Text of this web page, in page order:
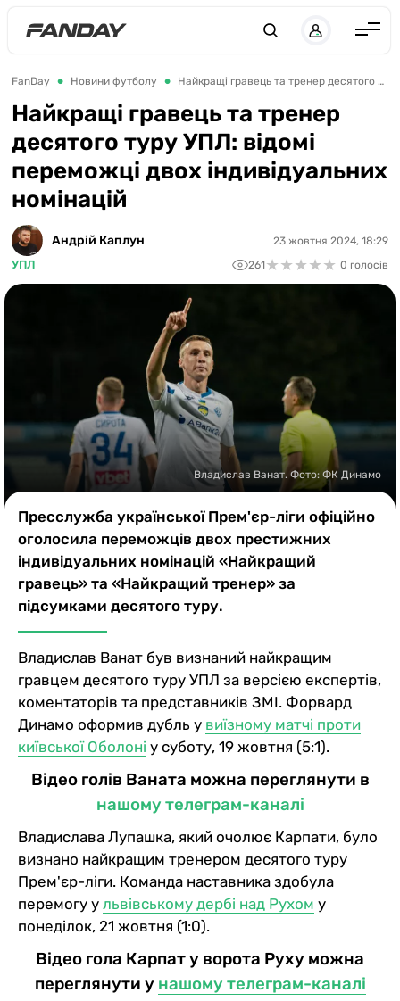
Англія
Іспанія
Німеччина
Італія
Україна
ЛЧ
Казино
FanDay Новини футболу Найкращі гравець та тренер десятого туру УПЛ: відомі переможці двох індивідуальних номінацій
Найкращі гравець та тренер
десятого туру УПЛ: відомі
переможці двох індивідуальних
номінацій
Андрій Каплун
УПЛ
23 жовтня 2024, 18:29
261★★★★★
★★★★★ 0 голосів
Владислав Ванат. Фото: ФК Динамо
Пресслужба української Прем'єр-ліги офіційно
оголосила переможців двох престижних
індивідуальних номінацій «Найкращий
гравець» та «Найкращий тренер» за
підсумками десятого туру.
Владислав Ванат був визнаний найкращим
гравцем десятого туру УПЛ за версією експертів,
коментаторів та представників ЗМІ. Форвард
Динамо оформив дубль у виїзному матчі проти
київської Оболоні у суботу, 19 жовтня (5:1).
Відео голів Ваната можна переглянути в
нашому телеграм-каналі
Владислава Лупашка, який очолює Карпати, було
визнано найкращим тренером десятого туру
Прем'єр-ліги. Команда наставника здобула
перемогу у львівському дербі над Рухом у
понеділок, 21 жовтня (1:0).
Відео гола Карпат у ворота Руху можна
переглянути у нашому телеграм-каналі